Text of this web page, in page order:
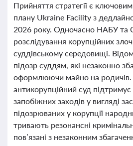
Прийняття стратегії є
плану Ukraine Facility з
2026 року. Одночасно НАБУ
розслідування корупційних
суддівському середовищі.
підозр суддям, які незаконно
оформлюючи майно на
антикорупційний суд підтримує
запобіжних заходів у вигляді
підозрюваних у корупції
тривають резонансні
пов’язані з незаконним